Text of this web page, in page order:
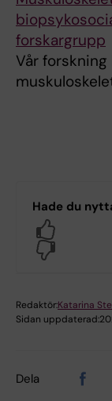
forskargrupp
Vår
Hade du
Redaktör:Katarina
Sidan uppdaterad:
Dela